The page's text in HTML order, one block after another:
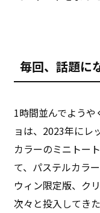
毎回、話題に
1時間並んでよう
ョは、2023年にレ
カラーのミニトー
て、パステルカラ
ウィン限定版、ク
次々と投入してき